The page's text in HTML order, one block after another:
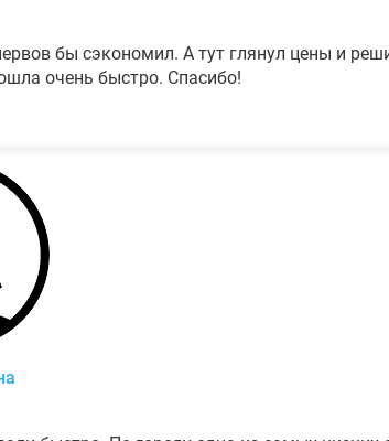
бы сэкономил. А тут глянул цены и
очень быстро. Спасибо!